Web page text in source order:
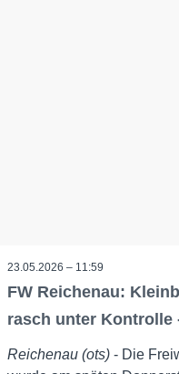
23.05.2026 – 11:59
FW Reichenau:
rasch unter Kontrolle
Reichenau (ots) - Die